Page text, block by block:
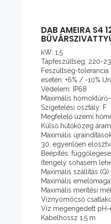
DAB AMEIRA S4
kW: 1,5
Tápfeszültség: 220-
Feszültség-tolerancia
esetén: +6% / -10% Un
Védelem: IP68
Maximális
Szigetelési osztály: F
Megfelelő üzemi
Külső hűtőközeg
Maximális
30, egyenlően
Beépítés:
(tengely sohasem
Maximális szállítás
Maximális
Maximális merítési
Víznyomócső
Víz megengedett pH-
Kábelhossz 1,5 m